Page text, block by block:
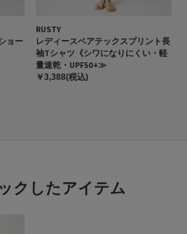
ョー
RUSTY
レディースペアテックスプリント長
袖Tシャツ《シワになりにくい・軽
量速乾・UPF50+≫
￥3,388(税込)
クしたアイテム